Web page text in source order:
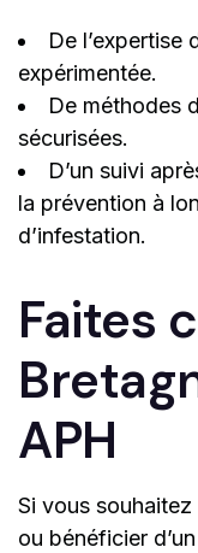
De l’expertise
expérimentée.
De méthodes
sécurisées.
D’un suivi
la prévention à
d’infestation.
Faites
APH
Si vous
ou bénéficier d’un